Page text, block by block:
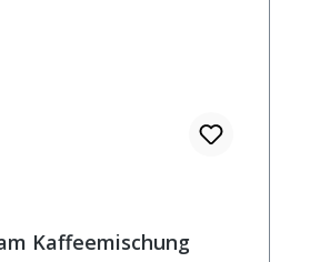
Kaffeemischung